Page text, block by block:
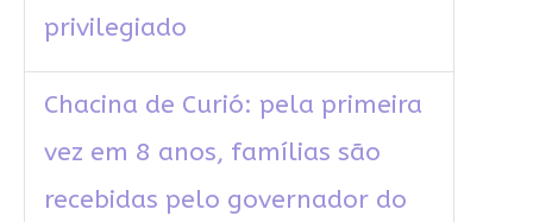
privilegiado
Chacina de Curió: pela primeira
vez em 8 anos, famílias são
recebidas pelo governador do